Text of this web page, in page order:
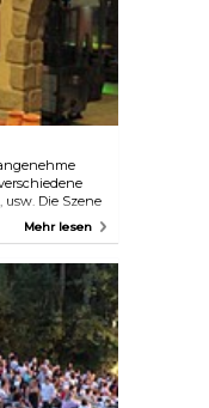
Die Szene
ein
und
Mehr lesen